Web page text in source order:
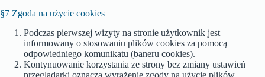
§7 Zgoda na użycie cookies
Podczas pierwszej wizyty na stronie użytkownik jest
informowany o stosowaniu plików cookies za pomocą
odpowiedniego komunikatu (baneru cookies).
Kontynuowanie korzystania ze strony bez zmiany ustawień
przeglądarki oznacza wyrażenie zgody na użycie plików